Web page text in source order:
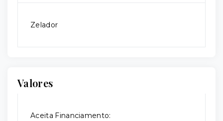
Zelador
Valores
Aceita Financiamento: